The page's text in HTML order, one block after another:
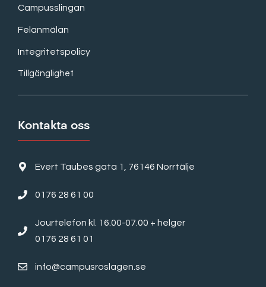
Campusslingan
Felanmälan
Integritetspolicy
Tillgänglighet
Kontakta oss
Evert Taubes gata 1, 76146 Norrtälje
0176 28 61 00
Jourtelefon kl. 16.00-07.00 + helger
0176 28 61 01
info@campusroslagen.se